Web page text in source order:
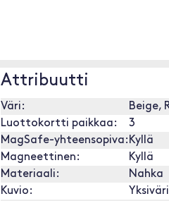
Attribuutti
Väri:
Beige,
Luottokortti paikkaa:
3
MagSafe-yhteensopiva: Kyllä
Magneettinen:
Kyllä
Materiaali:
Nahka
Kuvio: